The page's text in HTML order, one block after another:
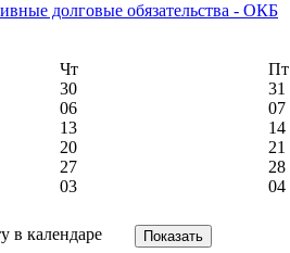
долговые обязательства - ОКБ
Чт Пт
30 31
06 07
13 14
20 21
27 28
03 04